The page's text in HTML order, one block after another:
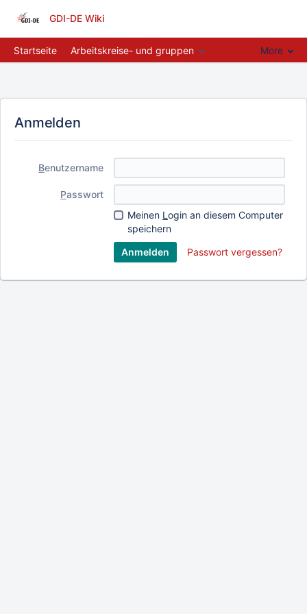
GDI-DE Wiki
Startseite Arbeitskreise- und gruppen More
Anmelden
Benutzername
Passwort
Meinen L ogin an diesem Computer
speichern
Passwort vergessen?